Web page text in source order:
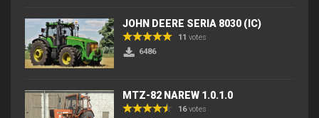
JOHN DEERE SERIA 8030 (IC)
11 votes
6486
MTZ-82 NAREW 1.0.1.0
16votes